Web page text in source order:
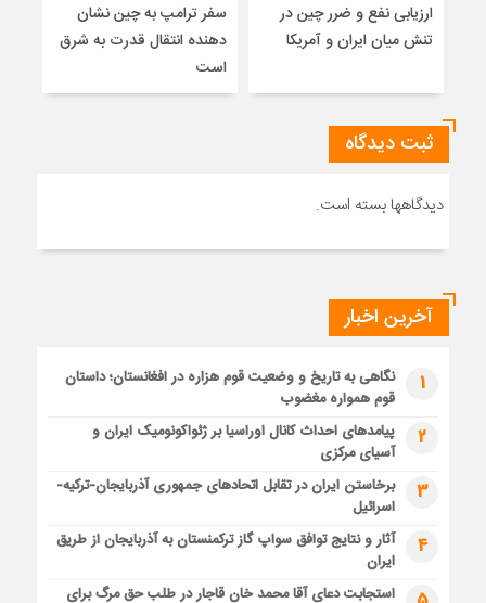
ارزیابی نفع و ضرر چین در
تنش میان ایران و آمریکا
سفر ترامپ به چین نشان
دهنده انتقال قدرت به شرق
است
ثبت دیدگاه
دیدگاهها بسته است.
آخرین اخبار
1
نگاهی به تاریخ و وضعیت قوم هزاره در افغانستان؛ داستان
قوم همواره مغضوب
2
پیامدهای احداث کانال اوراسیا بر ژئواکونومیک ایران و
آسیای مرکزی
3
برخاستن ایران در تقابل اتحادهای جمهوری آذربایجان-ترکیه-
اسرائیل
4
آثار و نتایج توافق سواپ گاز ترکمنستان به آذربایجان از طریق
ایران
استجابت دعای آقا محمد خان قاجار در طلب حق مرگ برای